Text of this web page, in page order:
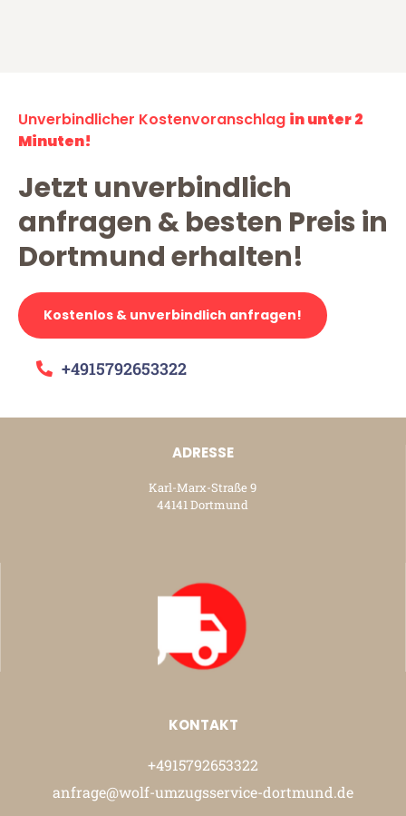
Unverbindlicher Kostenvoranschlag in unter 2
Minuten!
Jetzt unverbindlich
anfragen & besten Preis in
Dortmund erhalten!
Kostenlos & unverbindlich anfragen!
+4915792653322
ADRESSE
Karl-Marx-Straße 9
44141 Dortmund
KONTAKT
+4915792653322
anfrage@wolf-umzugsservice-dortmund.de